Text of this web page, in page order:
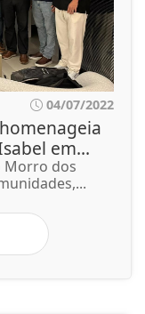
04/07/2022
em...
Morro dos